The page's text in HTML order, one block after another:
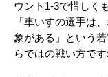
ウント1-3で惜しく
「車いすの選手は
象がある」という
らではの戦い方です